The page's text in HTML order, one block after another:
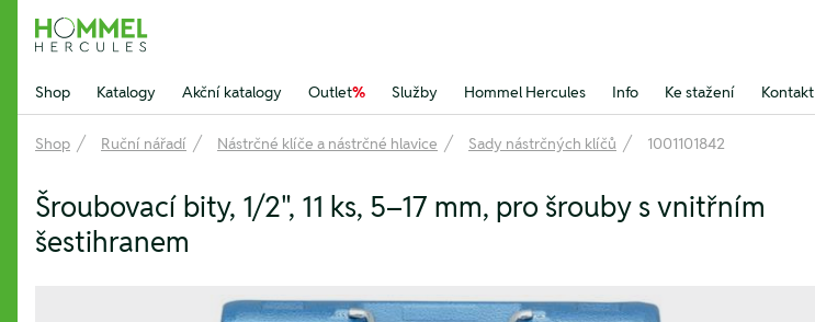
Hommel Hercules
Shop Katalogy Akční katalogy Outlet% Služby Hommel Hercules Info Ke stažení Kontakt
Shop Ruční nářadí Nástrčné klíče a nástrčné hlavice Sady nástrčných klíčů 1001101842
Šroubovací bity, 1/2", 11 ks, 5–17 mm, pro šrouby s vnitřním
šestihranem